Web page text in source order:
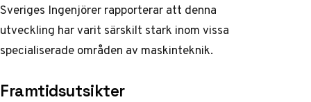
Sveriges Ingenjörerrapporterar att denna
utveckling har varit särskilt stark inom vissa
specialiserade områden av maskinteknik.
Framtidsutsikter